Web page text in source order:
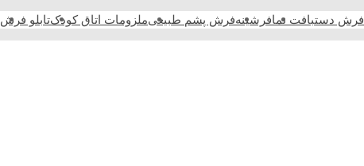
فرش دستبافت نمافرشینهفرش پشم طبیعیملزومات اتاق کودکتابلو فرش